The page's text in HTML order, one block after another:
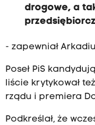
drogowe, a
- zapewniał
Poseł PiS
liście krytykował
rządu i premiera
Podkreślał, że